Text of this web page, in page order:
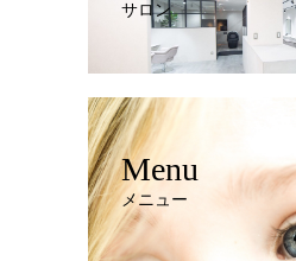
サロン
Menu
メニュー